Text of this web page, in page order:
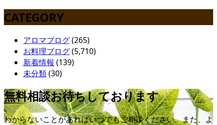
CATEGORY
アロマブログ(265)
お料理ブログ(5,710)
新着情報 (139)
未分類(30)
無料相談お待ちしております
わからないことがあればいつでもご相談ください。また、よ